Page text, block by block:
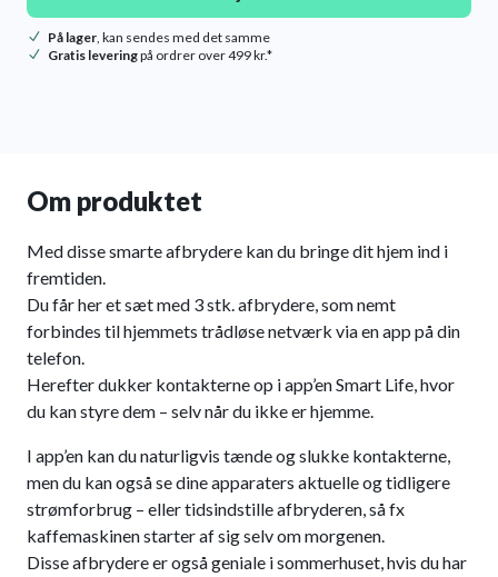
På lager, kan sendes med det samme
Gratis leveringpå ordrer over 499 kr.*
Om produktet
Med disse smarte afbrydere kan du bringe dit hjem ind i
fremtiden.
Du får her et sæt med 3 stk. afbrydere, som nemt
forbindes til hjemmets trådløse netværk via en app på din
telefon.
Herefter dukker kontakterne op i app’en Smart Life, hvor
du kan styre dem – selv når du ikke er hjemme.
I app’en kan du naturligvis tænde og slukke kontakterne,
men du kan også se dine apparaters aktuelle og tidligere
strømforbrug – eller tidsindstille afbryderen, så fx
kaffemaskinen starter af sig selv om morgenen.
Disse afbrydere er også geniale i sommerhuset, hvis du har